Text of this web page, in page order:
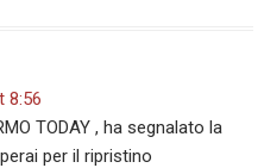
8:56
TODAY , ha segnalato la
per il ripristino